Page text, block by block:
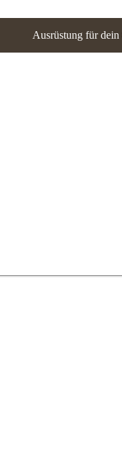
Ausrüstung für